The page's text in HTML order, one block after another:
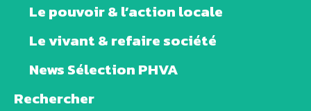
Le pouvoir & l’action locale
Le vivant & refaire société
News Sélection PHVA
Rechercher